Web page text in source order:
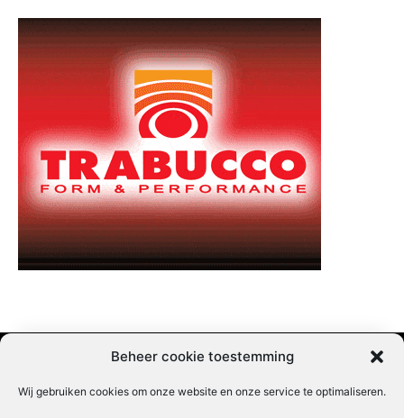
Beheer cookie toestemming
Wij gebruiken cookies om onze website en onze service te optimaliseren.